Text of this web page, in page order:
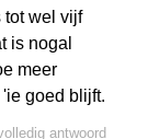
tot wel vijf
is nogal
meer
goed blijft.
antwoord